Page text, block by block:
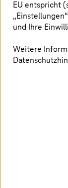
werden
IT-
EU entspricht
und Ihre
Weitere